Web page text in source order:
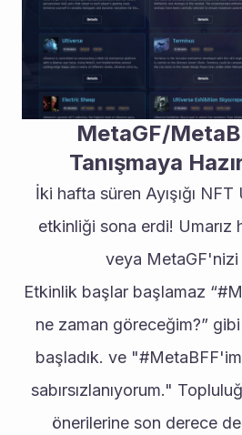
MetaGF/
Tanışmaya
İki hafta süren Ayışığı
etkinliği sona erdi!
veya MetaGF'nizi
Etkinlik başlar başlamaz
ne zaman göreceğim?”
başladık. ve
sabırsızlanıyorum."
önerilerine son derece